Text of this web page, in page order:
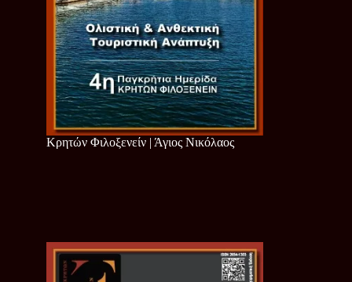
Κρητών Φιλοξενείν | Άγιος Νικόλαος